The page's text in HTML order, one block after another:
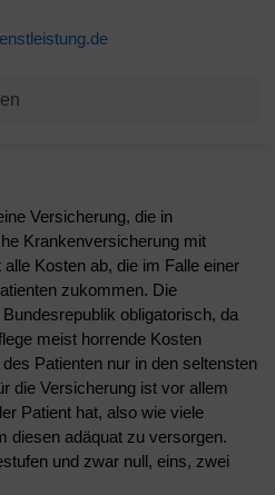
Leistungen
Versicherung, die in
Krankenversicherung mit
Kosten ab, die im Falle einer
zukommen. Die
obligatorisch, da
meist horrende Kosten
Patienten nur in den seltensten
die Versicherung ist vor allem
Patient hat, also wie viele
diesen adäquat zu versorgen.
und zwar null, eins, zwei